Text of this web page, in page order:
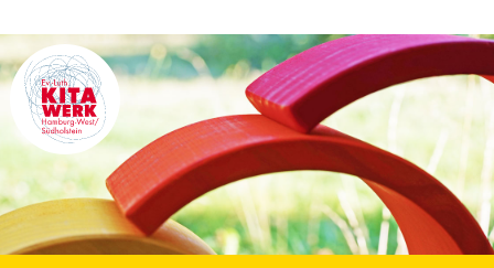
Jobs & Karriere
Fachberatung & Projekte
Aktuelles